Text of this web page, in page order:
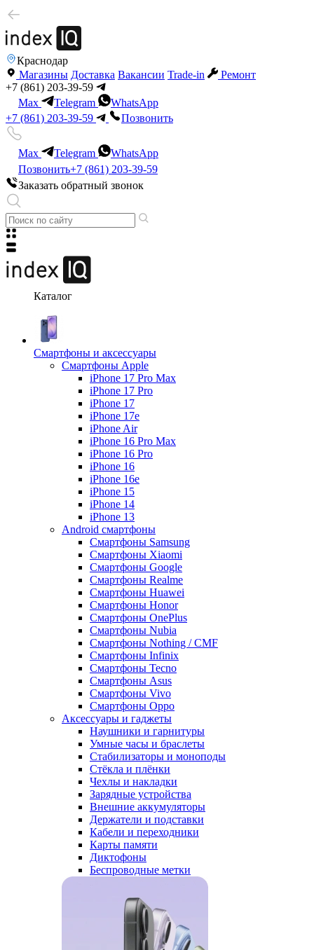
Краснодар
Магазины Доставка Вакансии Trade-in
Ремонт
+7 (861) 203-39-59
Max
Telegram
WhatsApp
+7 (861) 203-39-59
Позвонить
Max Telegram
WhatsApp
Позвонить+7 (861) 203-39-59
Заказать обратный звонок
Каталог
Смартфоны и аксессуары
Смартфоны Apple
iPhone 17 Pro Max
iPhone 17 Pro
iPhone 17
iPhone 17e
iPhone Air
iPhone 16 Pro Max
iPhone 16 Pro
iPhone 16
iPhone 16e
iPhone 15
iPhone 14
iPhone 13
Android cмартфоны
Смартфоны Samsung
Смартфоны Xiaomi
Смартфоны Google
Смартфоны Realme
Смартфоны Huawei
Смартфоны Honor
Смартфоны OnePlus
Смартфоны Nubia
Смартфоны Nothing / CMF
Смартфоны Infinix
Смартфоны Tecno
Смартфоны Asus
Смартфоны Vivo
Смартфоны Oppo
Аксессуары и гаджеты
Наушники и гарнитуры
Умные часы и браслеты
Стабилизаторы и моноподы
Стёкла и плёнки
Чехлы и накладки
Зарядные устройства
Внешние аккумуляторы
Держатели и подставки
Кабели и переходники
Карты памяти
Диктофоны
Беспроводные метки